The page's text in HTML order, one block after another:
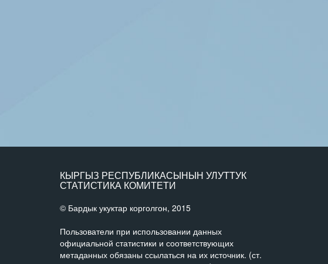
КЫРГЫЗ РЕСПУБЛИКАСЫНЫН УЛУТТУК
СТАТИСТИКА КОМИТЕТИ
© Бардык укуктар корголгон, 2015
Пользователи при использовании данных
официальной статистики и соответствующих
метаданных обязаны ссылаться на их источник. (ст.